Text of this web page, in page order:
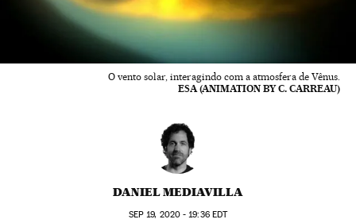
O vento solar, interagindo com a atmosfera de Vênus.
ESA (ANIMATION BY C. CARREAU)
DANIEL MEDIAVILLA
SEP 19, 2020 - 19:36EDT